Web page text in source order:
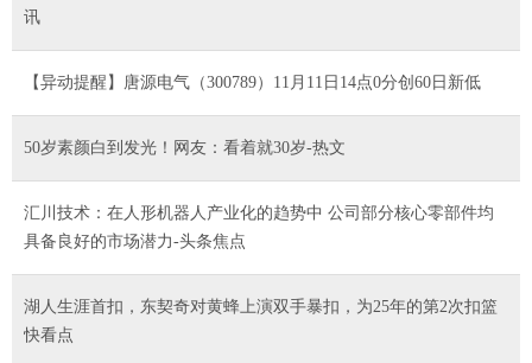
讯
【异动提醒】唐源电气（300789）11月11日14点0分创60日新低
50岁素颜白到发光！网友：看着就30岁-热文
汇川技术：在人形机器人产业化的趋势中 公司部分核心零部件均
具备良好的市场潜力-头条焦点
湖人生涯首扣，东契奇对黄蜂上演双手暴扣，为25年的第2次扣篮
快看点